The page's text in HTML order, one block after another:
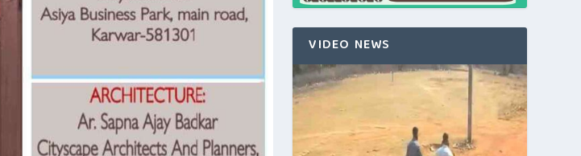
VIDEO NEWS